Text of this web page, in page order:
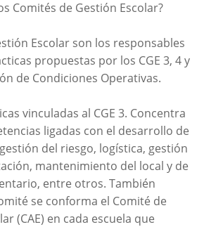
Comités de Gestión Escolar?
Escolar son los responsables
propuestas por los CGE 3, 4 y
de Condiciones Operativas.
vinculadas al CGE 3. Concentra
ligadas con el desarrollo de
del riesgo, logística, gestión
mantenimiento del local y de
entre otros. También
se conforma el Comité de
(CAE) en cada escuela que